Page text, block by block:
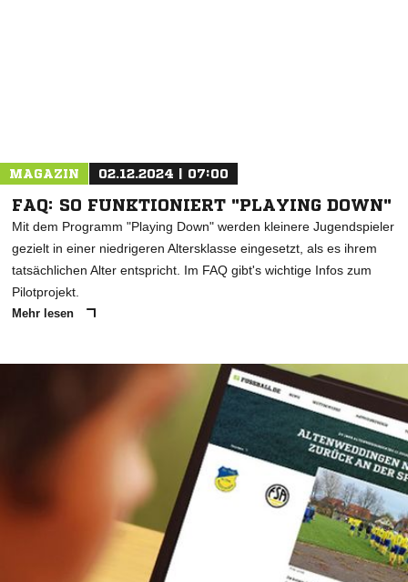
MAGAZIN 02.12.2024 | 07:00
FAQ: SO FUNKTIONIERT "PLAYING DOWN"
Mit dem Programm "Playing Down" werden kleinere Jugendspieler
gezielt in einer niedrigeren Altersklasse eingesetzt, als es ihrem
tatsächlichen Alter entspricht. Im FAQ gibt's wichtige Infos zum
Pilotprojekt.
Mehr lesen